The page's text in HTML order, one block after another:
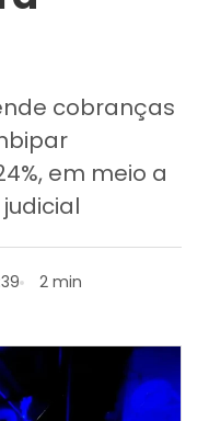
cobranças
em meio a
2 min